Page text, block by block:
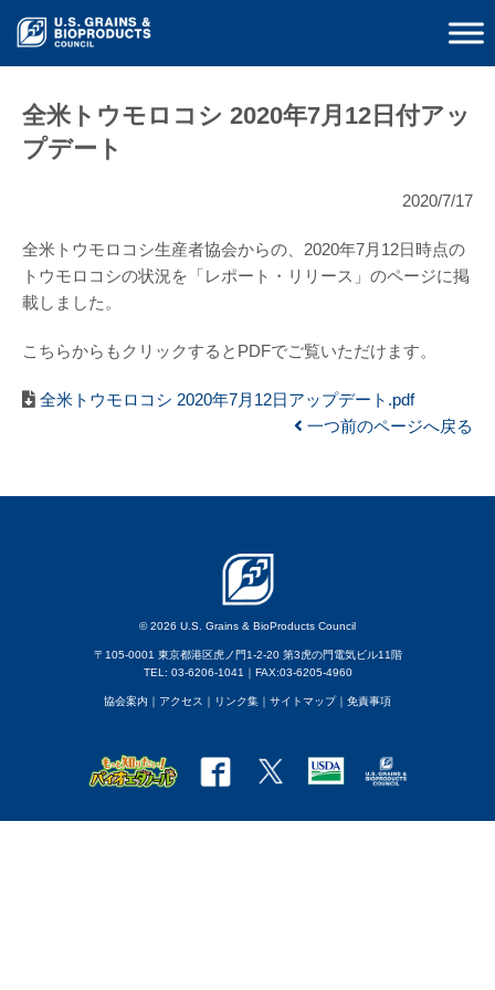
全米トウモロコシ 2020年7月12日付アッ
プデート
2020/7/17
全米トウモロコシ生産者協会からの、2020年7月12日時点の
トウモロコシの状況を「レポート・リリース」のページに掲
載しました。
こちらからもクリックするとPDFでご覧いただけます。
全米トウモロコシ 2020年7月12日アップデート.pdf
一つ前のページへ戻る
© 2026 U.S. Grains & BioProducts Council
〒105-0001 東京都港区虎ノ門1-2-20 第3虎の門電気ビル11階
TEL: 03-6206-1041｜FAX:03-6205-4960
協会案内 ｜アクセス ｜ リンク集 ｜ サイトマップ｜ 免責事項